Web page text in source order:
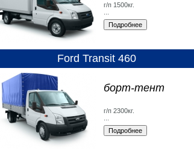
г/п 1500кг.
Ford Transit 460
борт-тент
г/п 2300кг.